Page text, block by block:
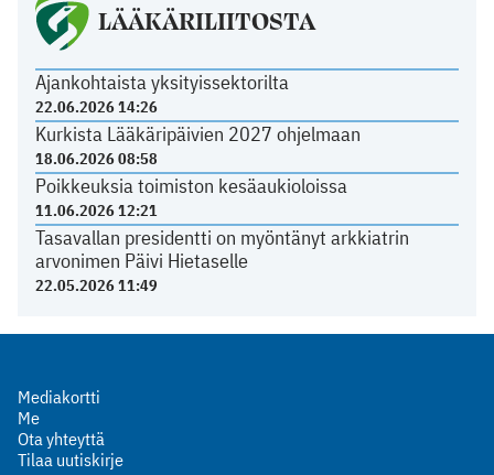
LÄÄKÄRILIITOSTA
Ajankohtaista yksityissektorilta
22.06.2026 14:26
Kurkista Lääkäripäivien 2027 ohjelmaan
18.06.2026 08:58
Poikkeuksia toimiston kesäaukioloissa
11.06.2026 12:21
Tasavallan presidentti on myöntänyt arkkiatrin
arvonimen Päivi Hietaselle
22.05.2026 11:49
Mediakortti
Me
Ota yhteyttä
Tilaa uutiskirje